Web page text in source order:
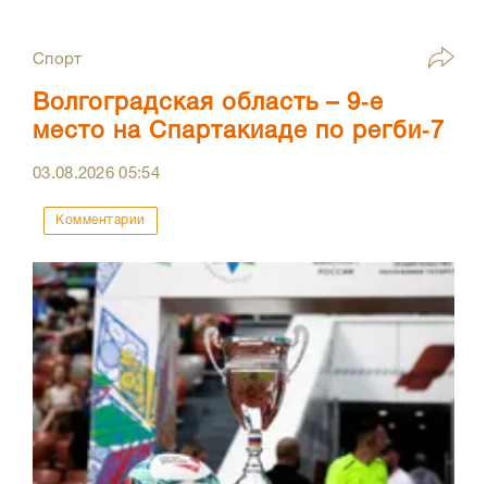
Спорт
Волгоградская область – 9‑е
место на Спартакиаде по регби‑7
03.08.202605:54
Комментарии